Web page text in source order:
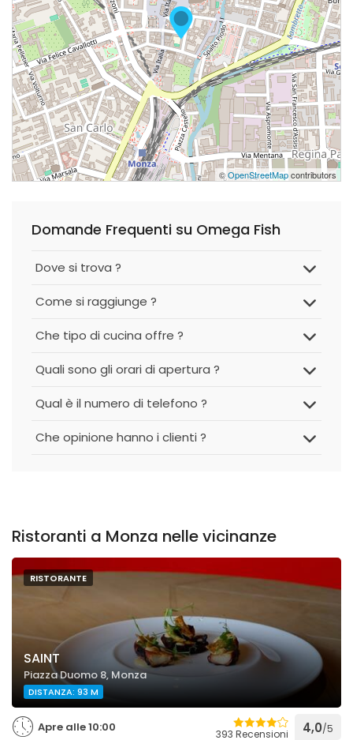
©OpenStreetMapcontributors
Domande Frequenti su Omega Fish
Dove si trova ?
Come si raggiunge ?
Che tipo di cucina offre ?
Quali sono gli orari di apertura ?
Qual è il numero di telefono ?
Che opinione hanno i clienti ?
Ristoranti a Monza nelle vicinanze
RISTORANTE
SAINT
Piazza Duomo 8, Monza
DISTANZA: 93 M
Apre alle 10:00 393 Recensioni 4,0/5